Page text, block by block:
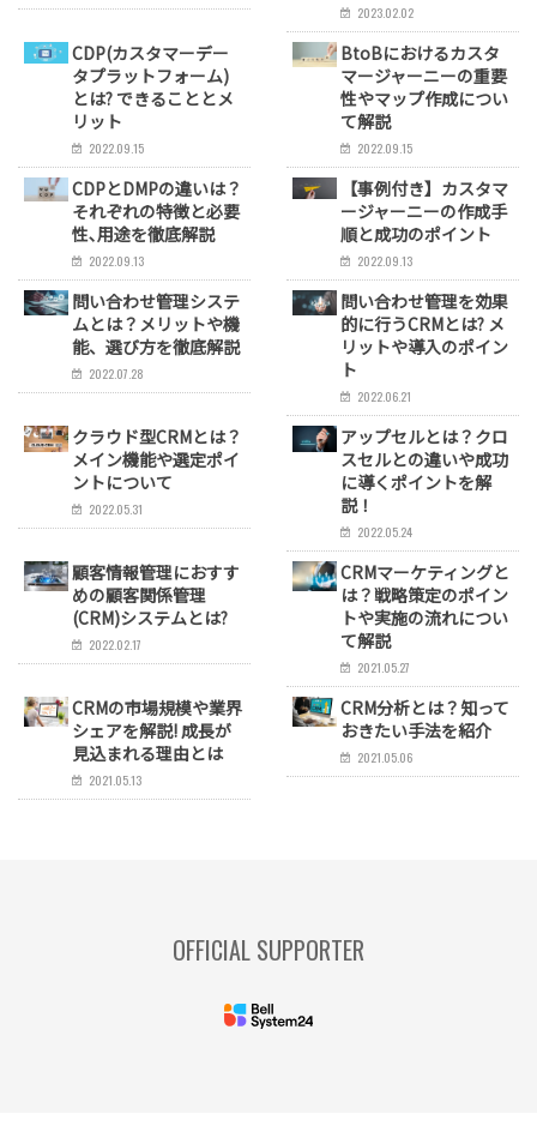
2023.02.02
CDP(カスタマーデー
タプラットフォーム)
とは? できることとメ
リット
2022.09.15
BtoBにおけるカスタ
マージャーニーの重要
性やマップ作成につい
て解説
2022.09.15
CDPとDMPの違いは？
それぞれの特徴と必要
性､用途を徹底解説
2022.09.13
【事例付き】カスタマ
ージャーニーの作成手
順と成功のポイント
2022.09.13
問い合わせ管理システ
ムとは？メリットや機
能、選び方を徹底解説
2022.07.28
問い合わせ管理を効果
的に行うCRMとは? メ
リットや導入のポイン
ト
2022.06.21
クラウド型CRMとは？
メイン機能や選定ポイ
ントについて
2022.05.31
アップセルとは？クロ
スセルとの違いや成功
に導くポイントを解
説！
2022.05.24
顧客情報管理におすす
めの顧客関係管理
(CRM)システムとは?
2022.02.17
CRMマーケティングと
は？戦略策定のポイン
トや実施の流れについ
て解説
2021.05.27
CRMの市場規模や業界
シェアを解説! 成長が
見込まれる理由とは
2021.05.13
CRM分析とは？知って
おきたい手法を紹介
2021.05.06
OFFICIAL SUPPORTER